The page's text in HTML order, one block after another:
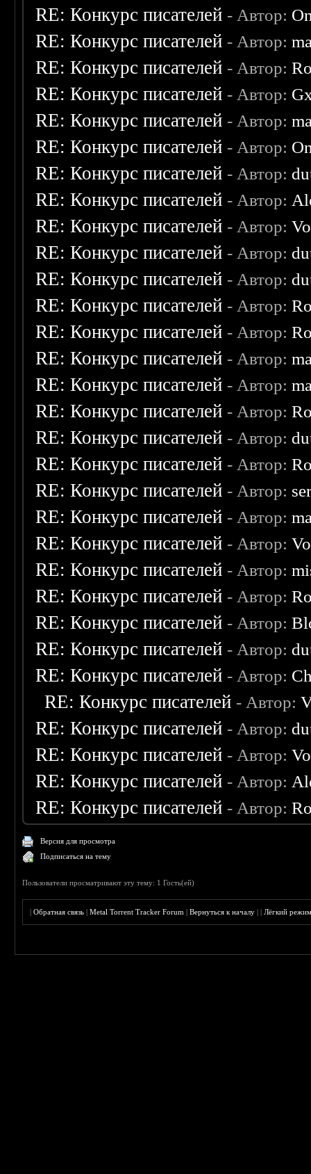
RE: Конкурс писателей - Автор:
RE: Конкурс писателей - Автор:
RE: Конкурс писателей - Автор:
RE: Конкурс писателей - Автор:
RE: Конкурс писателей - Автор:
RE: Конкурс писателей - Автор:
RE: Конкурс писателей - Автор:
RE: Конкурс писателей - Автор:
RE: Конкурс писателей - Автор:
RE: Конкурс писателей - Автор:
RE: Конкурс писателей - Автор:
RE: Конкурс писателей - Автор:
RE: Конкурс писателей - Автор:
RE: Конкурс писателей - Автор:
RE: Конкурс писателей - Автор:
RE: Конкурс писателей - Автор:
RE: Конкурс писателей - Автор:
RE: Конкурс писателей - Автор:
RE: Конкурс писателей - Автор:
RE: Конкурс писателей - Автор:
RE: Конкурс писателей - Автор:
RE: Конкурс писателей - Автор:
RE: Конкурс писателей - Автор:
RE: Конкурс писателей - Автор:
RE: Конкурс писателей - Автор:
RE: Конкурс писателей - Автор:
RE: Конкурс писателей - Автор:
RE: Конкурс писателей - Автор:
RE: Конкурс писателей - Автор:
RE: Конкурс писателей - Автор:
RE: Конкурс писателей - Автор:
Версия для просмотра
Подписаться на тему
Пользователи просматривают эту тему: 1 Гость(ей)
|Обратная связь |Metal Torrent Tracker Forum |Вернуться к началу ||Лёгкий